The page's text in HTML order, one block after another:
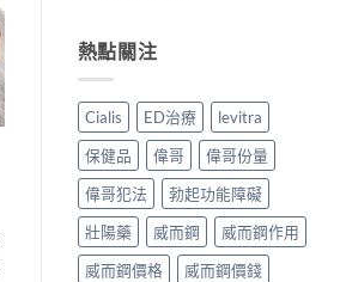
熱點關注
Cialis ED治療
levitra
保健品
偉哥
偉哥份量
偉哥犯法
勃起功能障礙
壯陽藥
威而鋼
威而鋼作用
威而鋼價格
威而鋼價錢